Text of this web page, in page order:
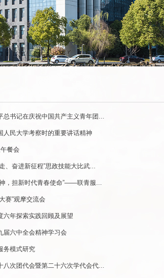
总书记在庆祝中国共产主义青年团...
民大学考察时的重要讲话精神
餐会
、奋进新征程”思政技能大比武...
，担新时代青春使命”——联青服...
赛”观摩交流会
六年探索实践回顾及展望
届六中全会精神学习会
务模式研究
八次团代会暨第二十六次学代会代...